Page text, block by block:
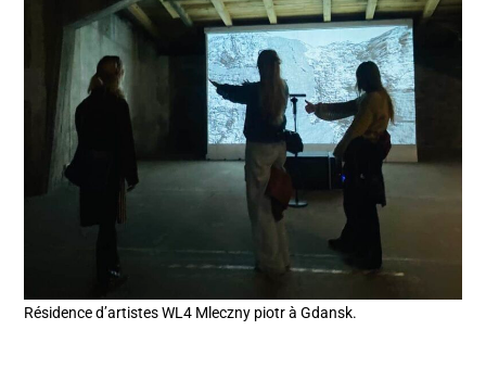
Résidence d’artistes WL4 Mleczny piotr à Gdansk.